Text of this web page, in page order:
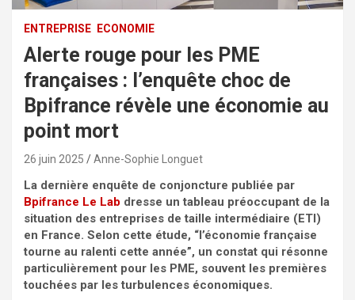
ENTREPRISE ECONOMIE
Alerte rouge pour les PME
françaises : l’enquête choc de
Bpifrance révèle une économie au
point mort
26 juin 2025 Anne-Sophie Longuet
La dernière enquête de conjoncture publiée par
Bpifrance Le Lab dresse un tableau préoccupant de la
situation des entreprises de taille intermédiaire (ETI)
en France. Selon cette étude, “l’économie française
tourne au ralenti cette année”, un constat qui résonne
particulièrement pour les PME, souvent les premières
touchées par les turbulences économiques.